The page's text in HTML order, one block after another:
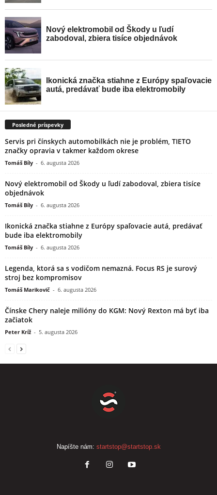
Posledné príspevky
Servis pri čínskych automobilkách nie je problém, TIETO
značky opravia v takmer každom okrese
Tomáš Bíly - 6. augusta 2026
Nový elektromobil od Škody u ľudí zabodoval, zbiera tisíce
objednávok
Tomáš Bíly - 6. augusta 2026
Ikonická značka stiahne z Európy spaľovacie autá, predávať
bude iba elektromobily
Tomáš Bíly - 6. augusta 2026
Legenda, ktorá sa s vodičom nemazná. Focus RS je surový
stroj bez kompromisov
Tomáš Marikovič - 6. augusta 2026
Čínske Chery naleje milióny do KGM: Nový Rexton má byť iba
začiatok
Peter Kríž - 5. augusta 2026
Napíšte nám: startstop@startstop.sk